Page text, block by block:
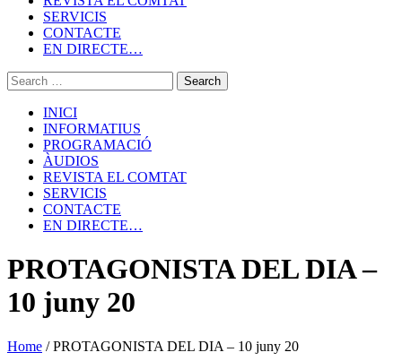
SERVICIS
CONTACTE
EN DIRECTE…
INICI
INFORMATIUS
PROGRAMACIÓ
ÀUDIOS
REVISTA EL COMTAT
SERVICIS
CONTACTE
EN DIRECTE…
PROTAGONISTA DEL DIA –
10 juny 20
Home /PROTAGONISTA DEL DIA – 10 juny 20